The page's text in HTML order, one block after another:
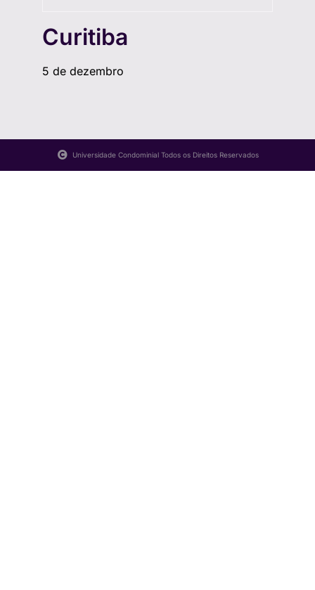
Curitiba
5 de dezembro
Universidade Condominial Todos os Direitos Reservados